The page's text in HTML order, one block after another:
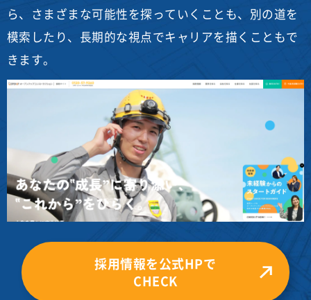
採用情報を公式HPで
CHECK
ら、さまざまな可能性を探っていくことも、別の道を
模索したり、長期的な視点でキャリアを描くこともで
きます。